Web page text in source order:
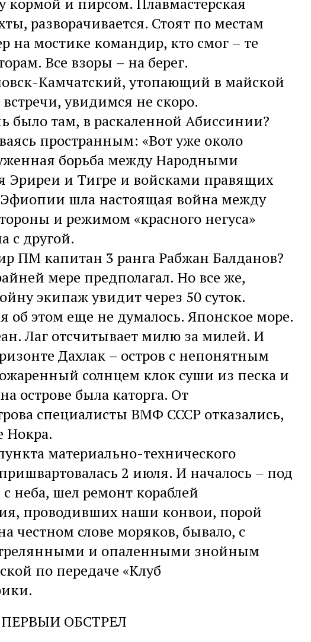
разворачивается. Стоят по местам
на мостике командир, кто смог – те
Все взоры – на берег.
Камчатский, утопающий в майской
увидимся не скоро.
было там, в раскаленной Абиссинии?
пространным: «Вот уже около
борьба между Народными
Эриреи и Тигре и войсками правящих
Эфиопии шла настоящая война между
и режимом «красного негуса»
с другой.
ПМ капитан 3 ранга Рабжан Балданов?
мере предполагал. Но все же,
экипаж увидит через 50 суток.
об этом еще не думалось. Японское море.
Лаг отсчитывает милю за милей. И
Дахлак – остров с непонятным
солнцем клок суши из песка и
острове была каторга. От
специалисты ВМФ СССР отказались,
Нокра.
материально-технического
2 июля. И началось – под
неба, шел ремонт кораблей
проводивших наши конвои, порой
честном слове моряков, бывало, с
и опаленными знойным
по передаче «Клуб
ПЕРВЫИ ОБСТРЕЛ